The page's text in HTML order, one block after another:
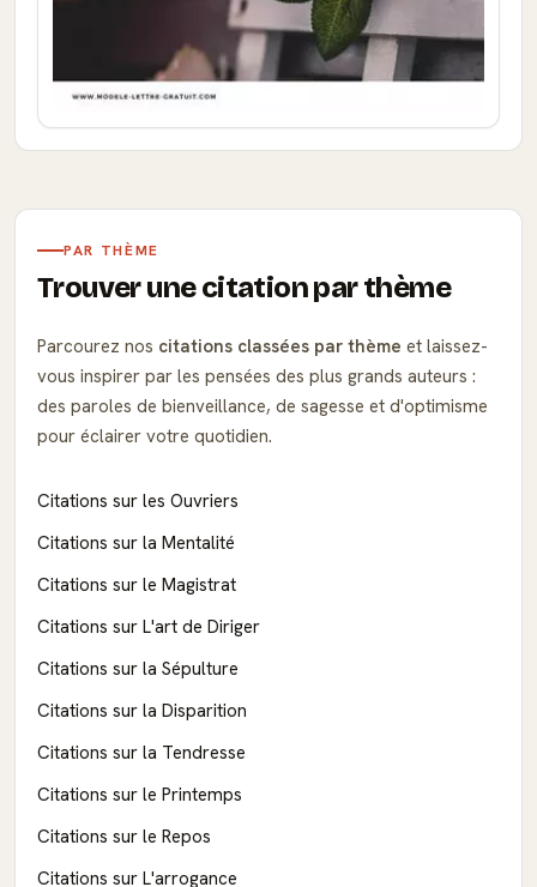
PAR THÈME
Trouver une citation par thème
Parcourez nos citations classées par thème et laissez-
vous inspirer par les pensées des plus grands auteurs :
des paroles de bienveillance, de sagesse et d'optimisme
pour éclairer votre quotidien.
Citations sur les Ouvriers
Citations sur la Mentalité
Citations sur le Magistrat
Citations sur L'art de Diriger
Citations sur la Sépulture
Citations sur la Disparition
Citations sur la Tendresse
Citations sur le Printemps
Citations sur le Repos
Citations sur L'arrogance